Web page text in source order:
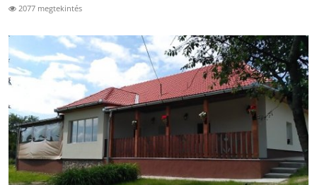
2077 megtekintés